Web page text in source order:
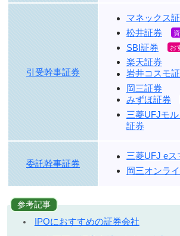
引受幹事証券
マネックス
松井証券
SBI証券
楽天証券
岩井コスモ
岡三証券
みずほ証券
三菱UFJモ
証券
委託幹事証券
三菱UFJ eス
岡三オンラ
参考記事
IPOにおすすめの証券会社